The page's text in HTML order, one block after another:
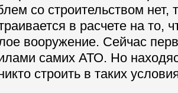
со строительством нет,
в расчете на то,
вооружение. Сейчас
самих АТО. Но
строить в таких